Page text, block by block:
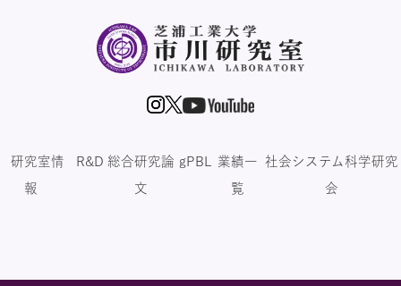
研究室情
報
R&D 総合研究論
文
gPBL
業績一
覧
社会システム科学研究
会